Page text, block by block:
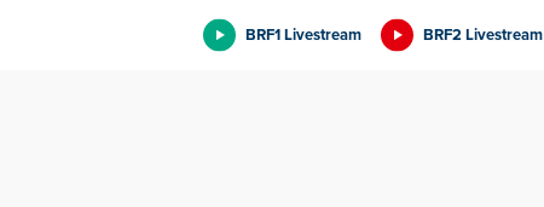
BRF1 Livestream BRF2 Livestream